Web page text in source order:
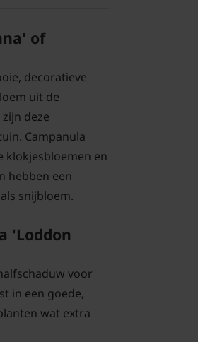
of
decoratieve
uit de
deze
Campanula
klokjesbloemen en
hebben een
snijbloem.
'Loddon
voor
in een goede,
wat extra